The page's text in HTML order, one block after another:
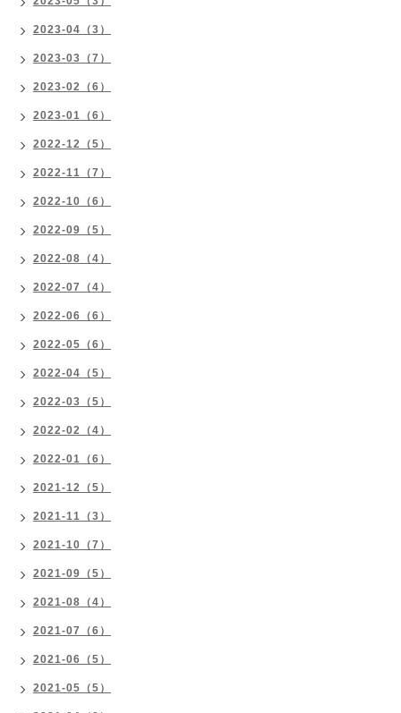
2023-04（3）
2023-03（7）
2023-02（6）
2023-01（6）
2022-12（5）
2022-11（7）
2022-10（6）
2022-09（5）
2022-08（4）
2022-07（4）
2022-06（6）
2022-05（6）
2022-04（5）
2022-03（5）
2022-02（4）
2022-01（6）
2021-12（5）
2021-11（3）
2021-10（7）
2021-09（5）
2021-08（4）
2021-07（6）
2021-06（5）
2021-05（5）